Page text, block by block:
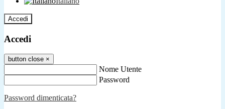
Accedi
Accedi
button close ×
Nome Utente
Password
Password dimenticata?